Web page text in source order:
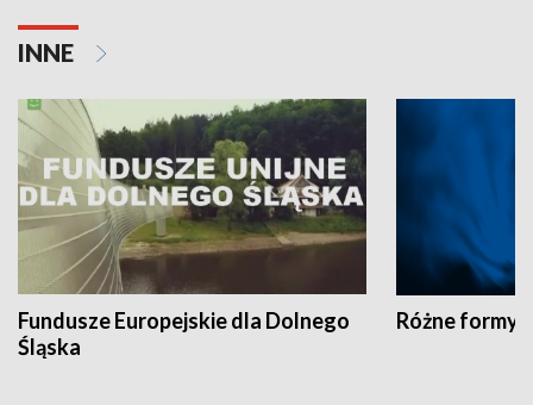
INNE
Fundusze Europejskie dla Dolnego
Śląska
Różne formy